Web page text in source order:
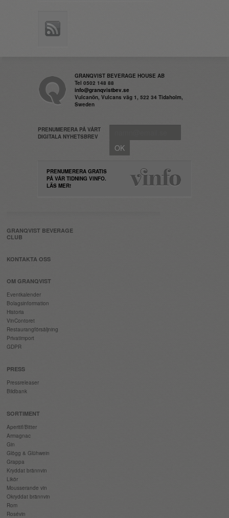
GRANQVIST BEVERAGE HOUSE AB
Tel 0502 148 88
info@granqvistbev.se
Vulcanön, Vulcans väg 1, 522 34 Tidaholm,
Sweden
PRENUMERERA PÅ VÅRT
DIGITALA NYHETSBREV
PRENUMERERA GRATIS
PÅ VÅR TIDNING VINFO.
LÄS MER!
GRANQVIST BEVERAGE
CLUB
KONTAKTA OSS
OM GRANQVIST
Eventkalender
Bolagsinformation
Historia
VinContoret
Restaurangförsäljning
Privatimport
GDPR
PRESS
Pressreleaser
Bildbank
SORTIMENT
Aperitif/Bitter
Armagnac
Gin
Glögg & Glühwein
Grappa
Kryddat brännvin
Likör
Mousserande vin
Okryddat brännvin
Rom
Rosévin